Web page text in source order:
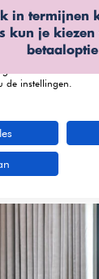
in termijnen
kun je
betaaloptie
bij
voor analyse van
gepersonaliseerde
de instellingen.